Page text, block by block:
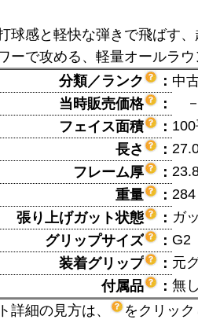
球感と軽快な弾きで飛ばす
ーで攻める、軽量オールラウ
分類／ランク
： 中
当時販売価格
：
－
フェイス面積
：
長さ
：
フレーム厚
：
重量
： 284
張り上げガット状態
： ガ
グリップサイズ
： G2
装着グリップ
： 元
付属品
： 無し
詳細の見方は、
をクリック